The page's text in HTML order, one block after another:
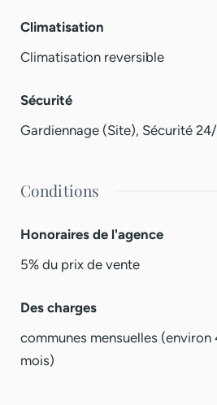
Climatisation
Climatisation reversible
Sécurité
Gardiennage (Site), Sécurité
Conditions
Honoraires de l'agence
5% du prix de vente
Des charges
communes mensuelles
mois)